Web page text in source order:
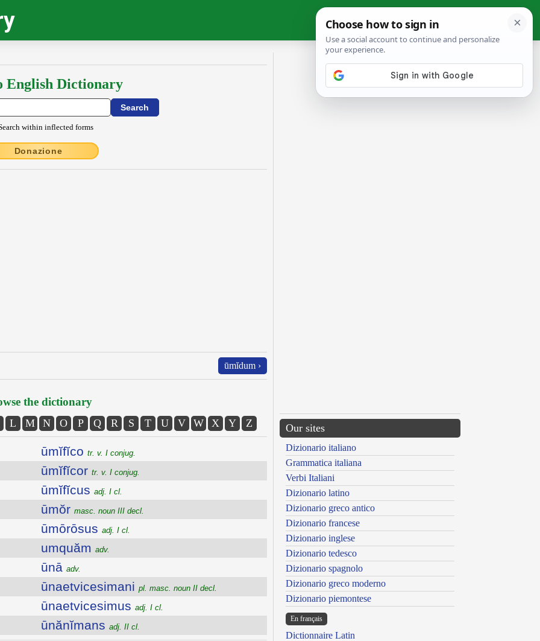
English Dictionary
within inflected forms
Donazione
ūmĭdum ›
the dictionary
L M N O P Q R S T U V W X Y Z
ūmĭfĭco tr. v. I conjug.
ūmĭfĭcor tr. v. I conjug.
ūmĭfĭcus adj. I cl.
ūmŏr masc. noun III decl.
ūmōrōsus adj. I cl.
umquăm adv.
ūnā adv.
ūnaetvicesimani pl. masc. noun II decl.
ūnaetvicesimus adj. I cl.
ūnănĭmans adj. II cl.
Our sites
Dizionario italiano
Grammatica italiana
Verbi Italiani
Dizionario latino
Dizionario greco antico
Dizionario francese
Dizionario inglese
Dizionario tedesco
Dizionario spagnolo
Dizionario greco moderno
Dizionario piemontese
En français
Dictionnaire Latin